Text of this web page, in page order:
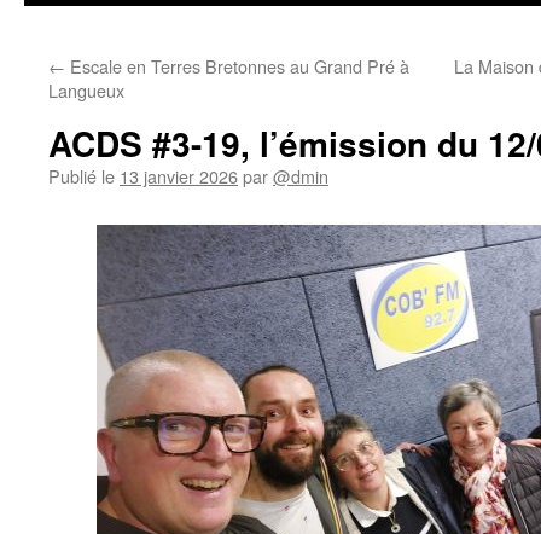
← Escale en Terres Bretonnes au Grand Pré à
Langueux
La Maison
ACDS #3-19, l’émission du
Publié le 13 janvier 2026par@dmin